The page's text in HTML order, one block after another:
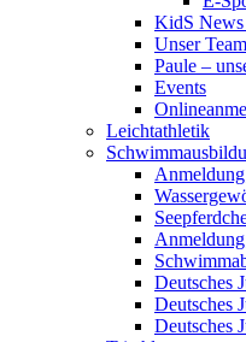
KidS
Unser Team
Paule –
Events
Leichtathletik
Deutsches
Deutsches
Deutsches